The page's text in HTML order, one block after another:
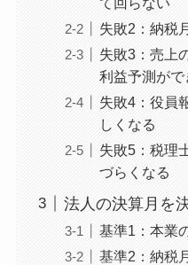
失敗2：納税
失敗3：売上
利益予測がで
失敗4：役員
しくなる
失敗5：税理
づらくなる
法人の決算月を
基準1：本業
基準2：納税